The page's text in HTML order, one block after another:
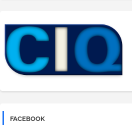
FACEBOOK